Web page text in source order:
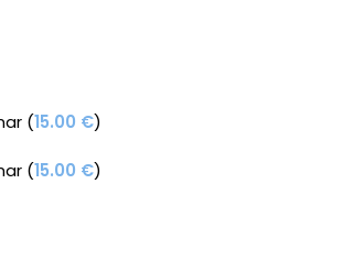
(15.00 €)
(15.00 €)